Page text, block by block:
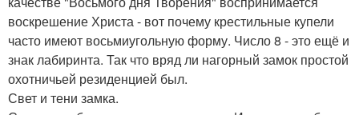
воскрешение Христа - вот почему крестильные купели
часто имеют восьмиугольную форму. Число 8 - это ещё и
знак лабиринта. Так что вряд ли нагорный замок простой
охотничьей резиденцией был.
Свет и тени замка.